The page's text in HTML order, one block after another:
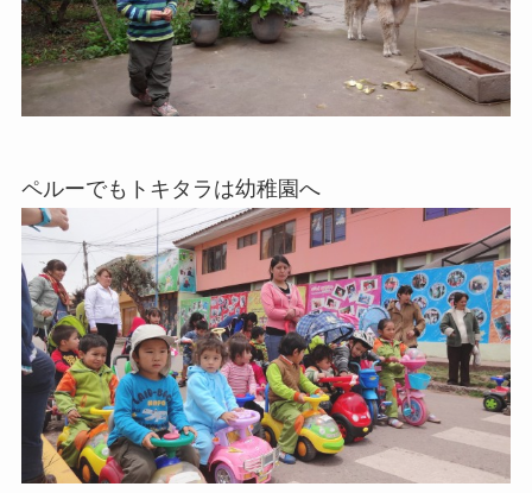
ペルーでもトキタラは幼稚園へ